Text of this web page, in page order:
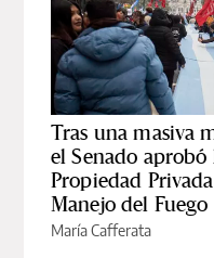
Tras una masiva
el Senado aprobó
Propiedad
Manejo del Fuego
María Cafferata